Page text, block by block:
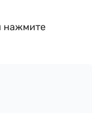
нажмите